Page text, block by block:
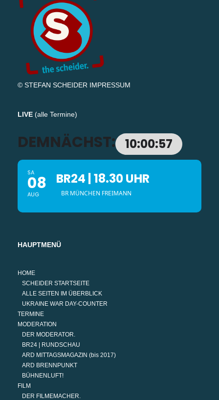
© STEFAN SCHEIDER IMPRESSUM
LIVE (alle Termine)
DEMNÄCHST: 10:00:56
SA
08
AUG
BR24 | 18.30 UHR
BR MÜNCHEN FREIMANN
HAUPTMENÜ
HOME
SCHEIDER STARTSEITE
ALLE SEITEN IM ÜBERBLICK
UKRAINE WAR DAY-COUNTER
TERMINE
MODERATION
DER MODERATOR.
BR24 | RUNDSCHAU
ARD MITTAGSMAGAZIN (bis 2017)
ARD BRENNPUNKT
BÜHNENLUFT!
FILM
DER FILMEMACHER.